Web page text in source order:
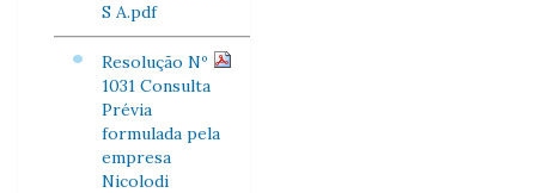
S A.pdf
Resolução Nº
1031 Consulta
Prévia
formulada pela
empresa
Nicolodi